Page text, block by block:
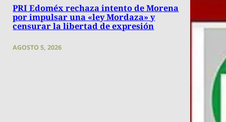
PRI Edoméx rechaza intento de Morena
por impulsar una «ley Mordaza» y
censurar la libertad de expresión
AGOSTO 5, 2026